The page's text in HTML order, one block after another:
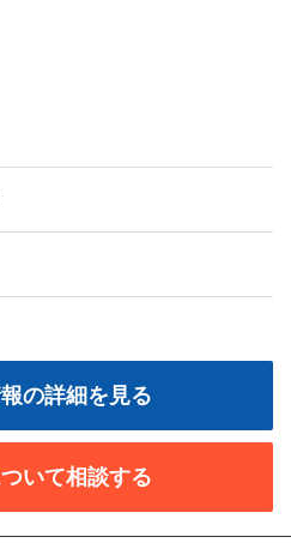
の詳細を見る
いて相談する